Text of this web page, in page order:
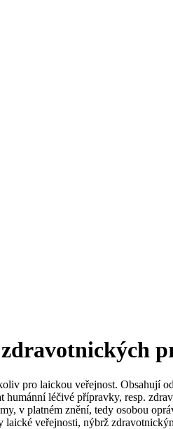
pro laickou veřejnost. Obsahují
léčivé přípravky, resp.
v platném znění, tedy osobou
laické veřejnosti, nýbrž